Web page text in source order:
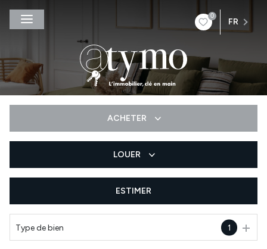
0
FR
ACHETER
De l'immo pro
LOUER
De l'immo pro
ESTIMER
Type de bien 1